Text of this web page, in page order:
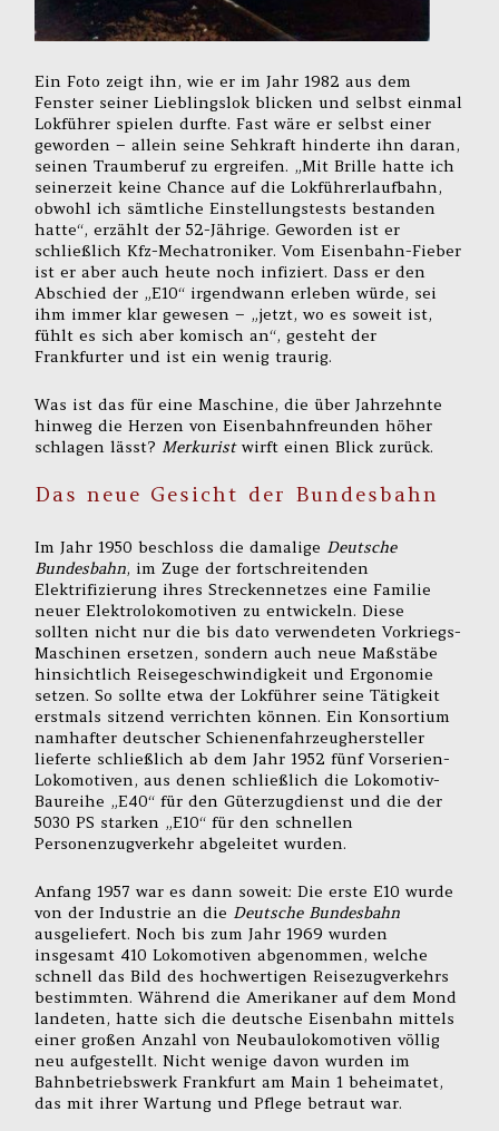
Ein Foto zeigt ihn, wie er im Jahr 1982 aus dem
Fenster seiner Lieblingslok blicken und selbst einmal
Lokführer spielen durfte. Fast wäre er selbst einer
geworden – allein seine Sehkraft hinderte ihn daran,
seinen Traumberuf zu ergreifen. „Mit Brille hatte ich
seinerzeit keine Chance auf die Lokführerlaufbahn,
obwohl ich sämtliche Einstellungstests bestanden
hatte“, erzählt der 52-Jährige. Geworden ist er
schließlich Kfz-Mechatroniker. Vom Eisenbahn-Fieber
ist er aber auch heute noch infiziert. Dass er den
Abschied der „E10“ irgendwann erleben würde, sei
ihm immer klar gewesen – „jetzt, wo es soweit ist,
fühlt es sich aber komisch an“, gesteht der
Frankfurter und ist ein wenig traurig.
Was ist das für eine Maschine, die über Jahrzehnte
hinweg die Herzen von Eisenbahnfreunden höher
schlagen lässt? Merkuristwirft einen Blick zurück.
Das neue Gesicht der Bundesbahn
Im Jahr 1950 beschloss die damalige Deutsche
Bundesbahn, im Zuge der fortschreitenden
Elektrifizierung ihres Streckennetzes eine Familie
neuer Elektrolokomotiven zu entwickeln. Diese
sollten nicht nur die bis dato verwendeten Vorkriegs-
Maschinen ersetzen, sondern auch neue Maßstäbe
hinsichtlich Reisegeschwindigkeit und Ergonomie
setzen. So sollte etwa der Lokführer seine Tätigkeit
erstmals sitzend verrichten können. Ein Konsortium
namhafter deutscher Schienenfahrzeughersteller
lieferte schließlich ab dem Jahr 1952 fünf Vorserien-
Lokomotiven, aus denen schließlich die Lokomotiv-
Baureihe „E40“ für den Güterzugdienst und die der
5030 PS starken „E10“ für den schnellen
Personenzugverkehr abgeleitet wurden.
Anfang 1957 war es dann soweit: Die erste E10 wurde
von der Industrie an die Deutsche Bundesbahn
ausgeliefert. Noch bis zum Jahr 1969 wurden
insgesamt 410 Lokomotiven abgenommen, welche
schnell das Bild des hochwertigen Reisezugverkehrs
bestimmten. Während die Amerikaner auf dem Mond
landeten, hatte sich die deutsche Eisenbahn mittels
einer großen Anzahl von Neubaulokomotiven völlig
neu aufgestellt. Nicht wenige davon wurden im
Bahnbetriebswerk Frankfurt am Main 1 beheimatet,
das mit ihrer Wartung und Pflege betraut war.